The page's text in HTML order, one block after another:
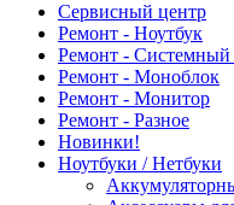
Сервисный центр
Ремонт - Ноутбук
Ремонт - Системный
Ремонт - Моноблок
Ремонт - Монитор
Ремонт - Разное
Новинки!
Ноутбуки / Нетбуки